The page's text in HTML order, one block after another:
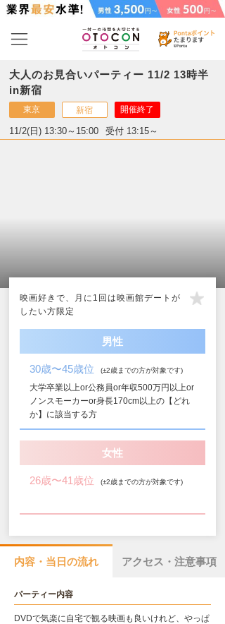
大人のお見合いパーティー 11/2 13時半
in新宿
東京 新宿 開催終了
11/2(日) 13:30～15:00 受付 13:15～
映画好きで、月に1回は映画館デートが
したい方限定
男性
30歳〜45歳位 (±2歳までの方が対象です)
大学卒業以上or公務員or年収500万円以上or
ノンスモーカーor身長170cm以上の【どれ
か】に該当する方
女性
26歳〜41歳位 (±2歳までの方が対象です)
内容・当日の流れ アクセス・注意事項
パーティー内容
DVDで気楽に自宅で観る映画も良いけれど、やっぱ